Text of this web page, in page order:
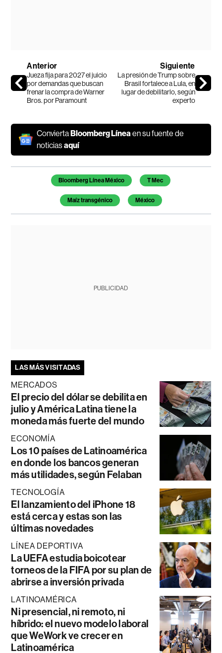
Anterior
Jueza fija para 2027 el juicio
por demandas que buscan
frenar la compra de Warner
Bros. por Paramount
Siguiente
La presión de Trump sobre
Brasil fortalece a Lula, en
lugar de debilitarlo, según
experto
ConviertaBloomberg Línea en su fuente de
noticiasaquí
Temas de este artículo
Bloomberg Línea México T Mec
Maíz transgénico México
PUBLICIDAD
LAS MÁS VISITADAS
MERCADOS
El precio del dólar se debilita en
julio y América Latina tiene la
moneda más fuerte del mundo
ECONOMÍA
Los 10 países de Latinoamérica
en donde los bancos generan
más utilidades, según Felaban
TECNOLOGÍA
El lanzamiento del iPhone 18
está cerca y estas son las
últimas novedades
LÍNEA DEPORTIVA
La UEFA estudia boicotear
torneos de la FIFA por su plan de
abrirse a inversión privada
LATINOAMÉRICA
Ni presencial, ni remoto, ni
híbrido: el nuevo modelo laboral
que WeWork ve crecer en
Latinoamérica